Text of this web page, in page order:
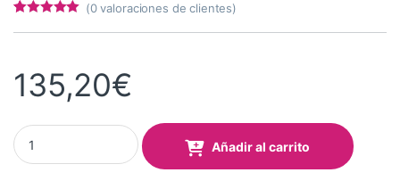
s de
clientes
(0valoraciones de clientes)
135,20€
Boquilla ollados de plástico 12 mm para olladora MULTIPRESS
Añadir al carrito